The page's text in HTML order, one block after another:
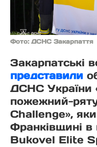
Фото: ДСНС Закарпаття
Закарпатські
представили
ДСНС України
пожежний-
Challenge»,
Франківщині
Bukovel Elite